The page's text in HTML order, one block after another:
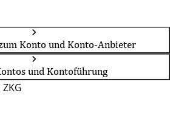
Konto und Konto-Anbieter
und Kontoführung